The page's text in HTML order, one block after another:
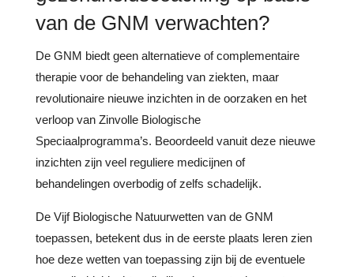
van de GNM verwachten?
De GNM biedt geen alternatieve of complementaire
therapie voor de behandeling van ziekten, maar
revolutionaire nieuwe inzichten in de oorzaken en het
verloop van Zinvolle Biologische
Speciaalprogramma’s. Beoordeeld vanuit deze nieuwe
inzichten zijn veel reguliere medicijnen of
behandelingen overbodig of zelfs schadelijk.
De Vijf Biologische Natuurwetten van de GNM
toepassen, betekent dus in de eerste plaats leren zien
hoe deze wetten van toepassing zijn bij de eventuele